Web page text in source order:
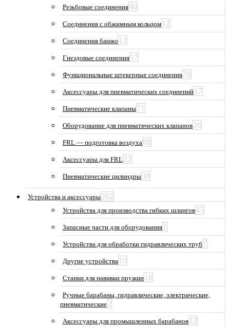
Резьбовые соединения40
Соединения с обжимным кольцом 12
Соединения банжо 12
Гнездовые соединения 17
Функциональные штекерные соединения38
Аксессуары для пневматических соединений 17
Пневматические клапаны71
Оборудование для пневматических клапанов26
FRL — подготовка воздуха88
Аксессуары для FRL22
Пневматические цилиндры38
Устройства и аксессуары262
Устройства для производства гибких шлангов45
Запасные части для оборудования 1
Устройства для обработки гидравлических труб 7
Другие устройства 10
Станки для навивки пружин 18
Ручные барабаны, гидравлические, электрические,
пневматические2
Аксессуары для промышленных барабанов 12